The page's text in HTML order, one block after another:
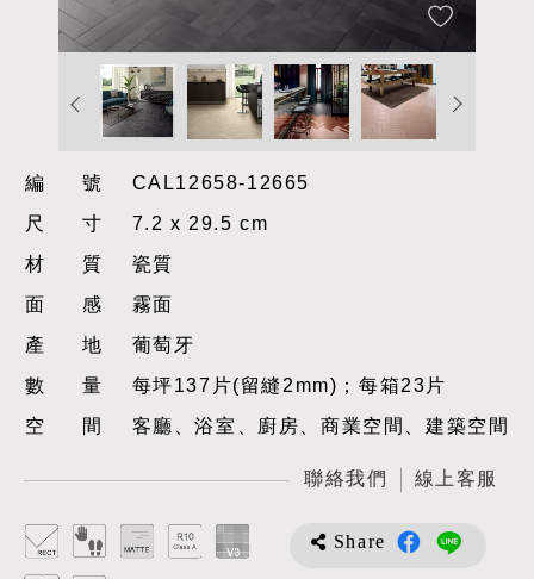
編號CAL12658-12665
尺寸7.2 x 29.5 cm
材質瓷質
面感霧面
產地葡萄牙
數量每坪137片(留縫2mm)；每箱23片
空間客廳、浴室、廚房、商業空間、建築空間
聯絡我們 線上客服
Share